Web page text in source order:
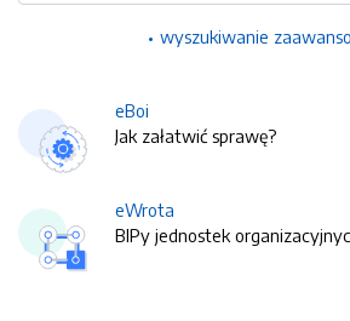
wyszukiwanie
eBoi
Jak załatwić sprawę?
eWrota
BIPy jednostek